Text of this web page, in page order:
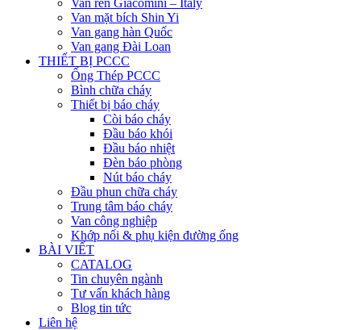
Van ren Giacomini – Italy
Van mặt bích Shin Yi
Van gang hàn Quốc
Van gang Đài Loan
THIẾT BỊ PCCC
Ống Thép PCCC
Bình chữa cháy
Thiết bị báo cháy
Còi báo cháy
Đầu báo khói
Đầu báo nhiệt
Đèn báo phòng
Nút báo cháy
Đầu phun chữa cháy
Trung tâm báo cháy
Van công nghiệp
Khớp nối & phụ kiện đường ống
BÀI VIẾT
CATALOG
Tin chuyên ngành
Tư vấn khách hàng
Blog tin tức
Liên hệ